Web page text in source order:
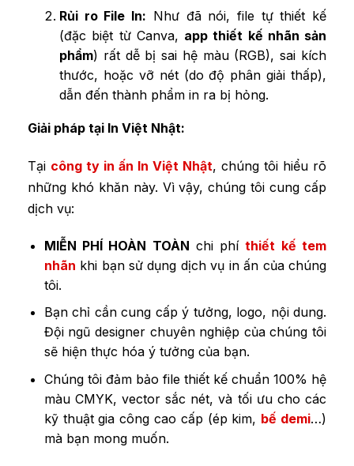
Rủi ro File In: Như đã nói, file tự thiết kế
(đặc biệt từ Canva, app thiết kế nhãn sản
phẩm) rất dễ bị sai hệ màu (RGB), sai kích
thước, hoặc vỡ nét (do độ phân giải thấp),
dẫn đến thành phẩm in ra bị hỏng.
Giải pháp tại In Việt Nhật:
Tại công ty in ấn In Việt Nhật, chúng tôi hiểu rõ
những khó khăn này. Vì vậy, chúng tôi cung cấp
dịch vụ:
MIỄN PHÍ HOÀN TOÀN chi phíthiết kế tem
nhãn khi bạn sử dụng dịch vụ in ấn của chúng
tôi.
Bạn chỉ cần cung cấp ý tưởng, logo, nội dung.
Đội ngũ designer chuyên nghiệp của chúng tôi
sẽ hiện thực hóa ý tưởng của bạn.
Chúng tôi đảm bảo file thiết kế chuẩn 100% hệ
màu CMYK, vector sắc nét, và tối ưu cho các
kỹ thuật gia công cao cấp (ép kim, bế demi…)
mà bạn mong muốn.